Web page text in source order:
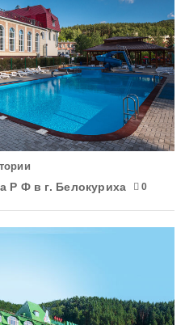
Р Ф в г. Белокуриха 0